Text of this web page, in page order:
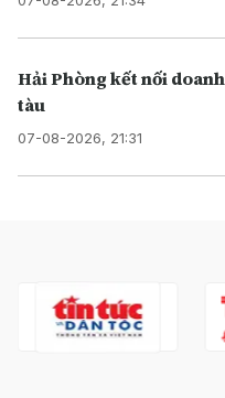
Hải Phòng kết nối
tàu
07-08-2026, 21:31